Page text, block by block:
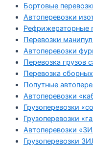
Бортовые
Автоперевозки
Рефрижераторные
Перевозки
Автоперевозки
Перевозка грузов
Перевозка
Попутные
Автоперевозки
Грузоперевозки
Грузоперевозки
Автоперевозки
Грузоперевозки